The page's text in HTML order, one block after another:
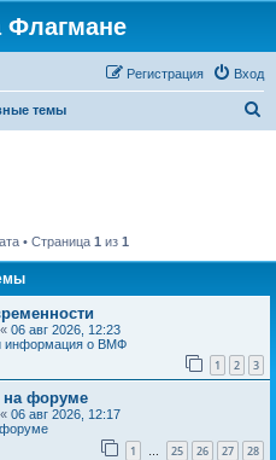
Вход
Регистрация
темы
• Страница 1 из 1
« 06 авг 2026, 12:23
информация о ВМФ
1 2 3
форуме
« 06 авг 2026, 12:17
1 … 25 26 27 28